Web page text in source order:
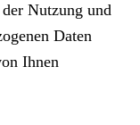
Nutzung und
Daten
Ihnen